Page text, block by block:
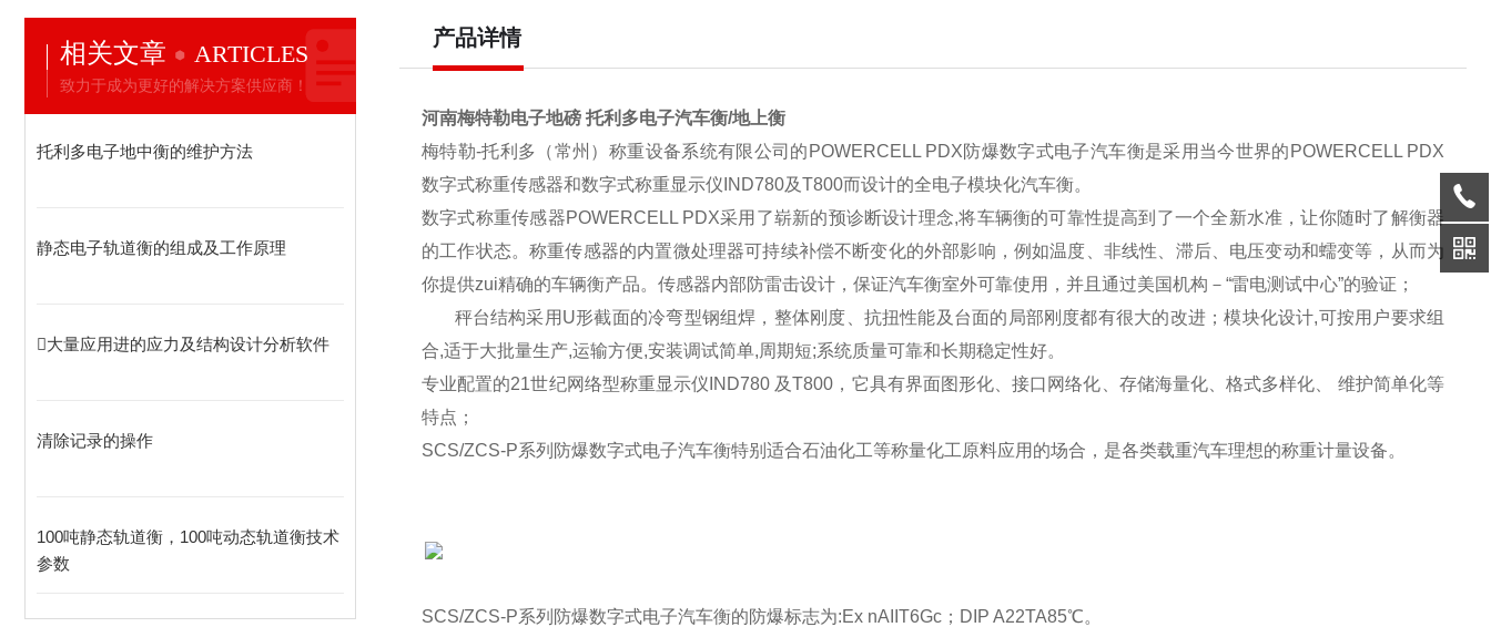
相关文章 ARTICLES
致力于成为更好的解决方案供应商！
托利多电子地中衡的维护方法
静态电子轨道衡的组成及工作原理
大量应用进的应力及结构设计分析软件
清除记录的操作
100吨静态轨道衡，100吨动态轨道衡技术
参数
产品详情
河南梅特勒电子地磅 托利多电子汽车衡/地上衡
梅特勒-托利多（常州）称重设备系统有限公司的POWERCELL PDX防爆数字式电子汽车衡是采用当今世界的POWERCELL PDX
数字式称重传感器和数字式称重显示仪IND780及T800而设计的全电子模块化汽车衡。
数字式称重传感器POWERCELL PDX采用了崭新的预诊断设计理念,将车辆衡的可靠性提高到了一个全新水准，让你随时了解衡器
的工作状态。称重传感器的内置微处理器可持续补偿不断变化的外部影响，例如温度、非线性、滞后、电压变动和蠕变等，从而为
你提供zui精确的车辆衡产品。传感器内部防雷击设计，保证汽车衡室外可靠使用，并且通过美国机构－“雷电测试中心”的验证；
秤台结构采用U形截面的冷弯型钢组焊，整体刚度、抗扭性能及台面的局部刚度都有很大的改进；模块化设计,可按用户要求组
合,适于大批量生产,运输方便,安装调试简单,周期短;系统质量可靠和长期稳定性好。
专业配置的21世纪网络型称重显示仪IND780 及T800，它具有界面图形化、接口网络化、存储海量化、格式多样化、 维护简单化等
特点；
SCS/ZCS-P系列防爆数字式电子汽车衡特别适合石油化工等称量化工原料应用的场合，是各类载重汽车理想的称重计量设备。
SCS/ZCS-P系列防爆数字式电子汽车衡的防爆标志为:Ex nAIIT6Gc；DIP A22TA85℃。